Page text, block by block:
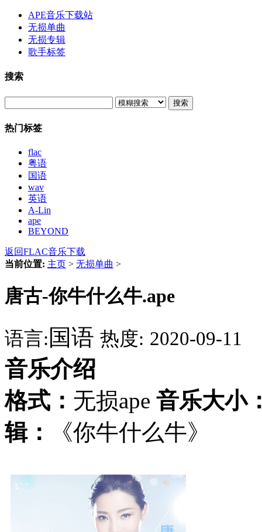
APE音乐下载站
无损单曲
无损专辑
歌手标签
搜索
搜索
热门标签
flac
粤语
国语
wav
英语
A-Lin
ape
BEYOND
返回FLAC音乐下载
当前位置: 主页 > 无损单曲 >
唐古-你牛什么牛.ape
语言:国语 热度: 2020-09-11
音乐介绍
格式： 无损ape 音乐大小
辑：
《你牛什么牛》